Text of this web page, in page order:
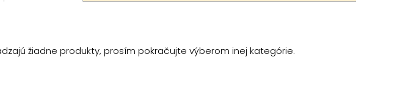
žiadne produkty, prosím pokračujte výberom inej kategórie.